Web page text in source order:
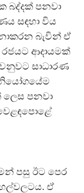
බද්දක් පනවා
සඳහා විය
බැවින් ඒ
ආදායමක්
සාධාරණ
නියෝගයේම
ලෙස පනවා
පසු ඊට පෙර
ඒ